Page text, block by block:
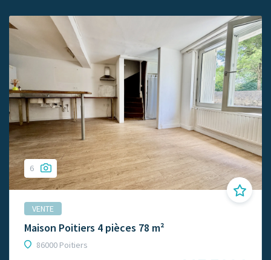
6
VENTE
Maison Poitiers 4 pièces 78 m²
86000 Poitiers